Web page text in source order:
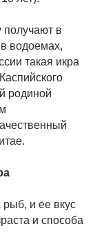
получают в
водоемах,
такая икра
родиной
и ее вкус
и способа